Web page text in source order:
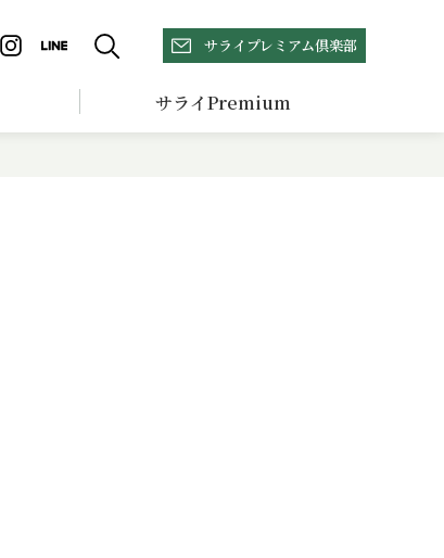
サライプレミアム倶楽部
サライPremium